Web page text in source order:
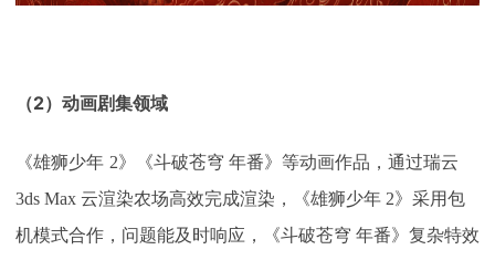
（2） 动画剧集领域
《雄狮少年 2》《斗破苍穹 年番》等动画作品，通过瑞云
3ds Max 云渲染农场高效完成渲染，《雄狮少年 2》采用包
机模式合作，问题能及时响应，《斗破苍穹 年番》复杂特效